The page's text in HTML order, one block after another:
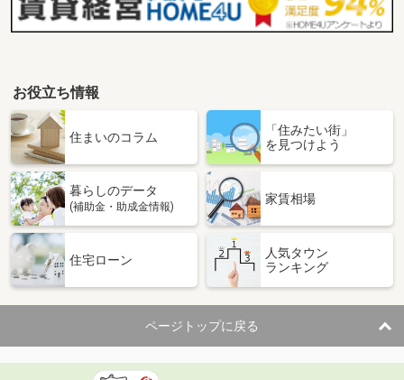
お役立ち情報
住まいのコラム
「住みたい街」
を見つけよう
暮らしのデータ
(補助金・助成金情報)
家賃相場
住宅ローン
人気タウン
ランキング
ページトップに戻る